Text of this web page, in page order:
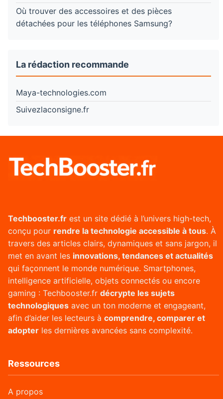
Où trouver des accessoires et des pièces
détachées pour les téléphones Samsung?
La rédaction recommande
Maya-technologies.com
Suivezlaconsigne.fr
Techbooster.fr est un site dédié à l’univers high-tech,
conçu pour rendre la technologie accessible à tous. À
travers des articles clairs, dynamiques et sans jargon, il
met en avant les innovations, tendances et actualités
qui façonnent le monde numérique. Smartphones,
intelligence artificielle, objets connectés ou encore
gaming : Techbooster.fr décrypte les sujets
technologiques avec un ton moderne et engageant,
afin d’aider les lecteurs à comprendre, comparer et
adopter les dernières avancées sans complexité.
Ressources
A propos